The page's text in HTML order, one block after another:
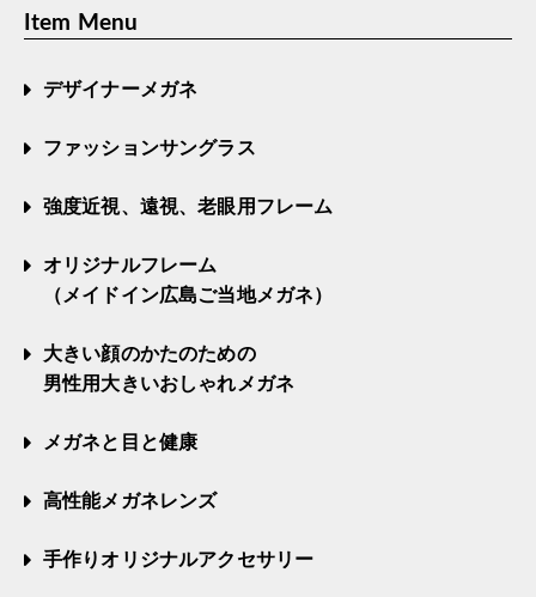
Item Menu
デザイナーメガネ
ファッションサングラス
強度近視、遠視、老眼用フレーム
オリジナルフレーム
（メイドイン広島ご当地メガネ）
大きい顔のかたのための
男性用大きいおしゃれメガネ
メガネと目と健康
高性能メガネレンズ
手作りオリジナルアクセサリー